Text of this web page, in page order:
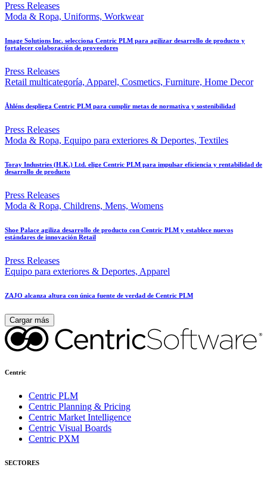
Press Releases
Moda & Ropa, Uniforms, Workwear
Image Solutions Inc. selecciona Centric PLM para agilizar desarrollo de producto y
fortalecer colaboración de proveedores
Press Releases
Retail multicategoría, Apparel, Cosmetics, Furniture, Home Decor
Åhléns despliega Centric PLM para cumplir metas de normativa y sostenibilidad
Press Releases
Moda & Ropa, Equipo para exteriores & Deportes, Textiles
Toray Industries (H.K.) Ltd. elige Centric PLM para impulsar eficiencia y rentabilidad de
desarrollo de producto
Press Releases
Moda & Ropa, Childrens, Mens, Womens
Shoe Palace agiliza desarrollo de producto con Centric PLM y establece nuevos
estándares de innovación Retail
Press Releases
Equipo para exteriores & Deportes, Apparel
ZAJO alcanza altura con única fuente de verdad de Centric PLM
Cargar más
Centric
Centric PLM
Centric Planning & Pricing
Centric Market Intelligence
Centric Visual Boards
Centric PXM
SECTORES